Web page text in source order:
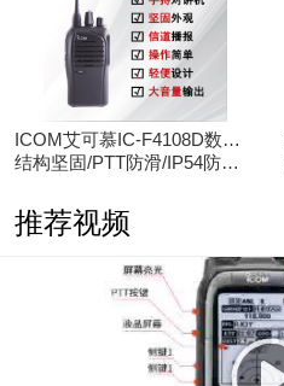
ICOM艾可慕IC-F4108D数字
对讲机
结构坚固/PTT防滑/IP54防护/
推荐视频